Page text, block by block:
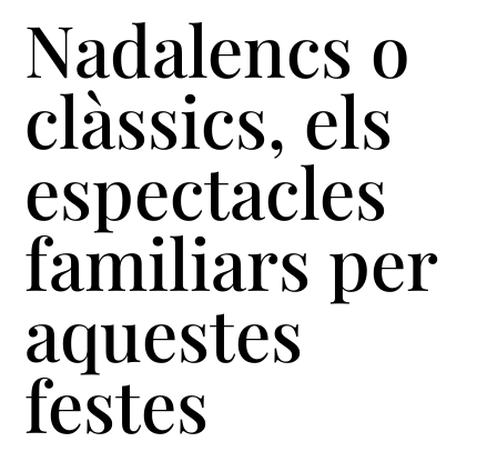
Nadalencs o
clàssics, els
espectacles
familiars per
aquestes
festes